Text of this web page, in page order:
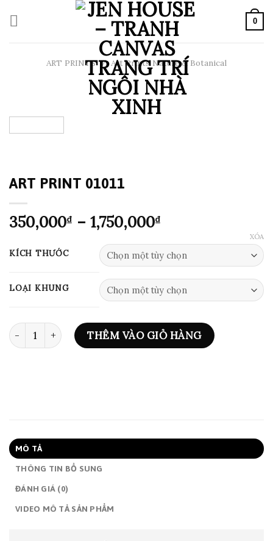
0
ART PRINTS / Art Prints Nature & Botanical
ART PRINT 01011
350,000₫ – 1,750,000₫
từ
350,000₫
đến
1,750,000₫
KÍCH THƯỚC
LOẠI KHUNG
XÓA
ART PRINT 01011 số lượngTHÊM VÀO GIỎ HÀNG
MÔ TẢ
THÔNG TIN BỔ SUNG
ĐÁNH GIÁ (0)
VIDEO MÔ TẢ SẢN PHẨM